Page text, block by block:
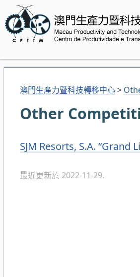
澳門生產力暨科技轉移中心>
Other
SJM Resorts, S.A.
最近更新於 2022-11-29.